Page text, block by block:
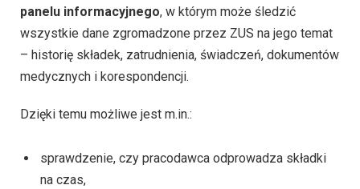
panelu informacyjnego, w którym może śledzić
wszystkie dane zgromadzone przez ZUS na jego temat
– historię składek, zatrudnienia, świadczeń, dokumentów
medycznych i korespondencji.
Dzięki temu możliwe jest m.in.:
sprawdzenie, czy pracodawca odprowadza składki
na czas,